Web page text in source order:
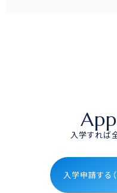
入学すれば
入学申請する（